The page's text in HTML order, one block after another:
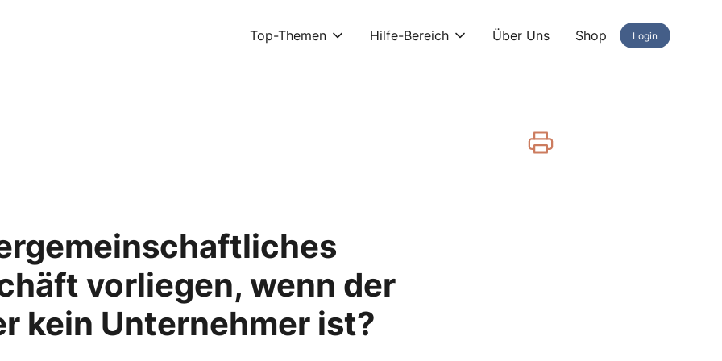
Top-Themen Hilfe-Bereich Über Uns Shop Login
vorliegen, wenn der
kein Unternehmer ist?